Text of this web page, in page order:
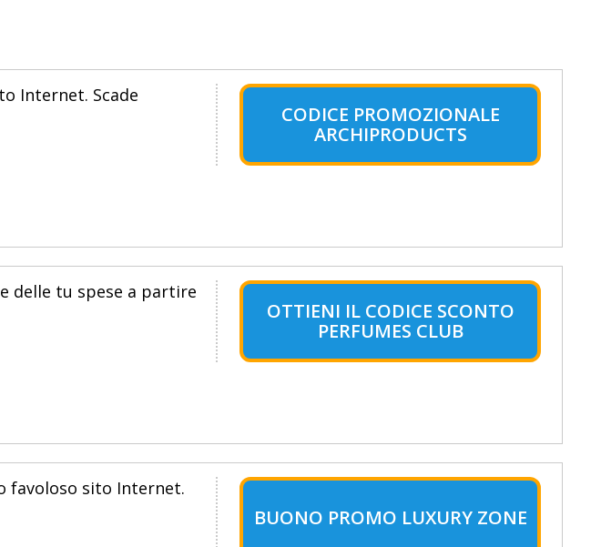
Internet. Scade
CODICE PROMOZIONALE
ARCHIPRODUCTS
delle tu spese a partire
OTTIENI IL CODICE SCONTO
PERFUMES CLUB
favoloso sito Internet.
BUONO PROMO LUXURY ZONE